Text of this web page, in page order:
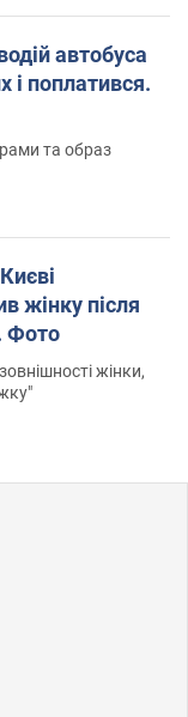
автобуса
і поплатився.
та образ
жінку після
Фото
жінки,